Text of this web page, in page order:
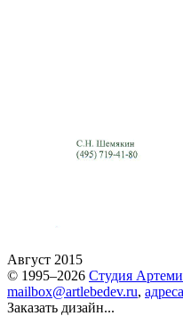
Август 2015
© 1995–2026 Студия
mailbox@artlebedev.ru,
Заказать дизайн...